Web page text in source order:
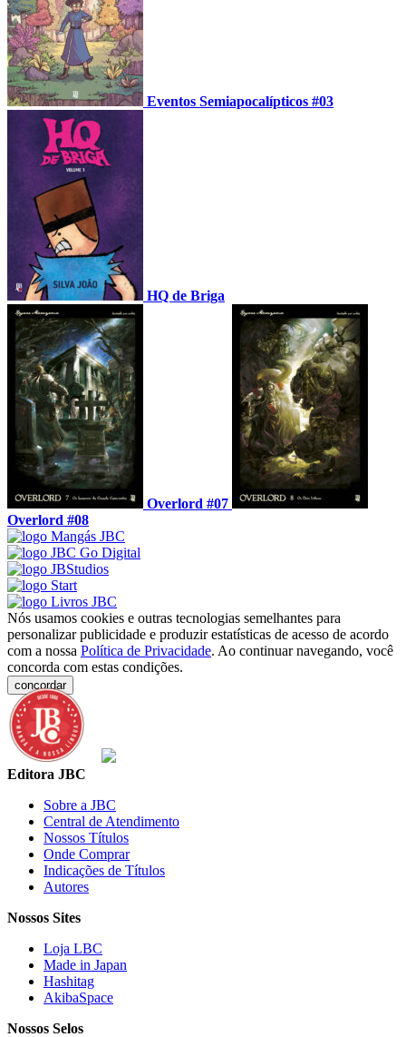
Eventos Semiapocalípticos #03
HQ de Briga
Overlord #07
Overlord #08
Nós usamos cookies e outras tecnologias semelhantes para
personalizar publicidade e produzir estatísticas de acesso de acordo
com a nossa Política de Privacidade. Ao continuar navegando, você
concorda com estas condições.
concordar
Editora JBC
Sobre a JBC
Central de Atendimento
Nossos Títulos
Onde Comprar
Indicações de Títulos
Autores
Nossos Sites
Loja LBC
Made in Japan
Hashitag
AkibaSpace
Nossos Selos